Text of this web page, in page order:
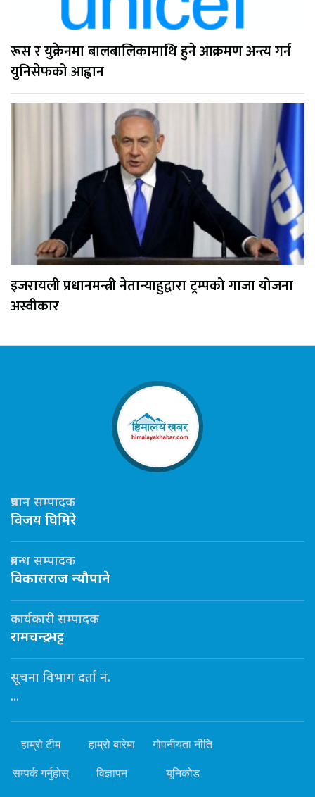
रूस र युक्रेनमा बालबालिकामाथि हुने आक्रमण अन्त्य गर्न
युनिसेफको आह्वान
इजरायली प्रधानमन्त्री नेतान्याहुद्वारा ट्रम्पको गाजा योजना
अस्वीकार
प्रधान सम्पादक
विजय घिमिरे
प्रबन्ध सम्पादक
विकासराज न्यौपाने
कार्यकारी सम्पादक
रामचन्द्र भट्ट
सूचना विभाग दर्ता नं.
...
हाम्रो टीम हाम्रो बारेमा गोपनीयता नीति
सम्पर्क गर्नुहोस् विज्ञापन यूनिकोड